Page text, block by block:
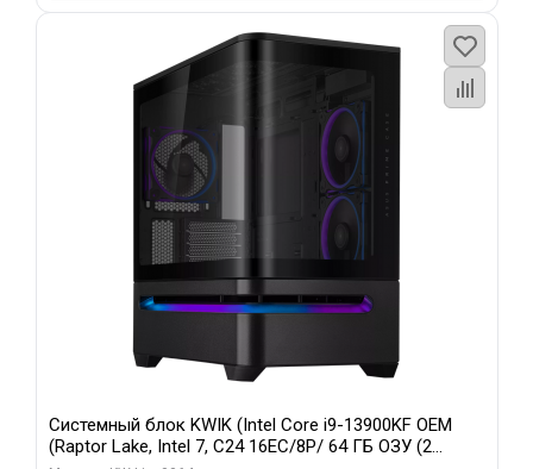
Системный блок KWIK (Intel Core i9-13900KF OEM
(Raptor Lake, Intel 7, C24 16EC/8P/ 64 ГБ ОЗУ (2